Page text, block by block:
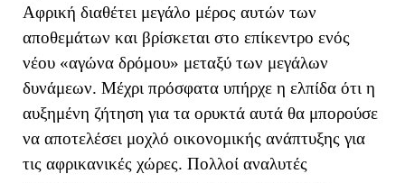
Αφρική διαθέτει μεγάλο μέρος αυτών των
αποθεμάτων και βρίσκεται στο επίκεντρο ενός
νέου «αγώνα δρόμου» μεταξύ των μεγάλων
δυνάμεων. Μέχρι πρόσφατα υπήρχε η ελπίδα ότι η
αυξημένη ζήτηση για τα ορυκτά αυτά θα μπορούσε
να αποτελέσει μοχλό οικονομικής ανάπτυξης για
τις αφρικανικές χώρες. Πολλοί αναλυτές